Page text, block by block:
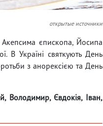
открытые источники
Акепсима єпископа, Йосипа
В Україні святкують День
з анорексією та День
Володимир, Євдокія, Іван,